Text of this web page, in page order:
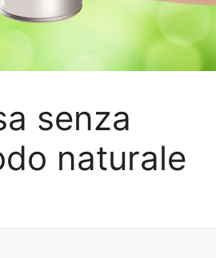
senza
naturale